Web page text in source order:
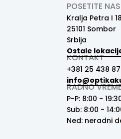
POSETITE NAS
Kralja Petra I 18
25101 Sombor
Srbija
Ostale
KONTAKT
+381 25 438
RADNO
P-P: 8:00 -
Sub: 8:00 -
Ned: neradni